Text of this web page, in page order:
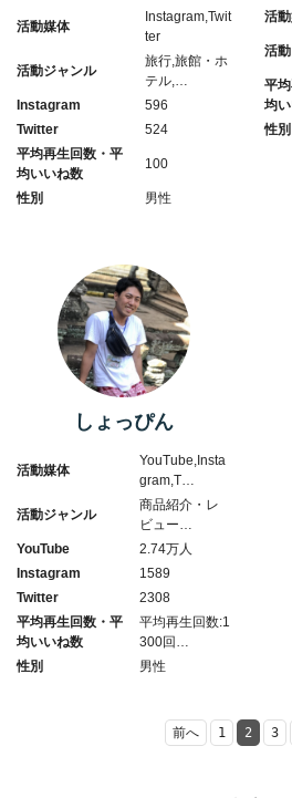
活動媒体
Instagram,Twit
ter
活動ジャンル
旅行,旅館・ホ
テル,…
Instagram
596
Twitter
524
平均再生回数・平
均いいね数
100
性別 男性
活
活
平
均
性別
しょっぴん
活動媒体
YouTube,Insta
gram,T…
活動ジャンル
商品紹介・レ
ビュー…
YouTube
2.74万人
Instagram
1589
Twitter
2308
平均再生回数・平
均いいね数
平均再生回数:1
300回…
性別
男性
前へ 1 2 3